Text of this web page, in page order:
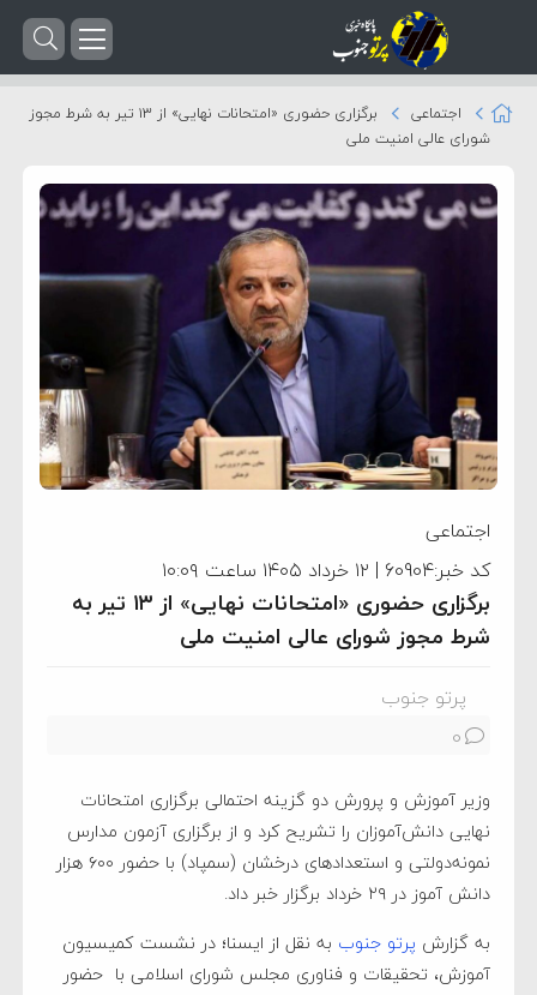
اجتماعی
برگزاری حضوری «امتحانات نهایی» از ۱۳ تیر به شرط مجوز
شورای عالی امنیت ملی
اجتماعی
کد خبر:60904 | ۱۲ خرداد ۱۴۰۵ ساعت ۱۰:۰۹
برگزاری حضوری «امتحانات نهایی» از ۱۳ تیر به
شرط مجوز شورای عالی امنیت ملی
پرتو جنوب
0
وزیر آموزش و پرورش دو گزینه احتمالی برگزاری امتحانات
نهایی دانش‌آموزان را تشریح کرد و از برگزاری آزمون مدارس
نمونه‌دولتی و استعدادهای درخشان (سمپاد) با حضور ۶۰۰ هزار
دانش آموز در ۲۹ خرداد برگزار خبر داد.
به گزارش پرتو جنوب به نقل از ایسنا؛ در نشست کمیسیون
آموزش، تحقیقات و فناوری مجلس شورای اسلامی با حضور